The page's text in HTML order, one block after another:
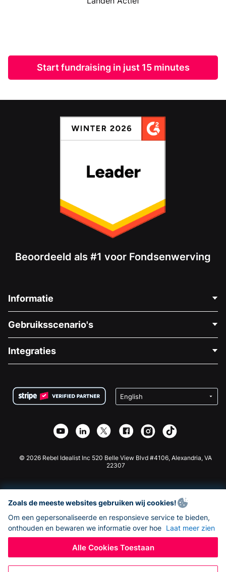
Start fundraising in just 15 minutes
Beoordeeld als #1 voor Fondsenwerving
Informatie
Over Ons
Vacatures
Privacy
Affiliate Partnerschap
Gebruiksscenario's
Medische Fondsenwerving
Goede Doelen Fondsenwerving
Integraties
Wix Donatie Plugin
Webflow Donatie App
Joomla Donatie
© 2026 Rebel Idealist Inc 520 Belle View Blvd #4106, Alexandria, VA
22307
Zoals de meeste websites gebruiken wij cookies!
Om een gepersonaliseerde en responsieve service te bieden,
onthouden en bewaren we informatie over hoe Laat meer zien
Alle Cookies Toestaan